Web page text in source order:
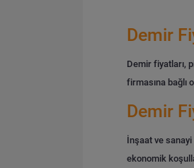
Demir
Demir fiyatları,
firmasına bağlı
Demir
İnşaat ve
ekonomik